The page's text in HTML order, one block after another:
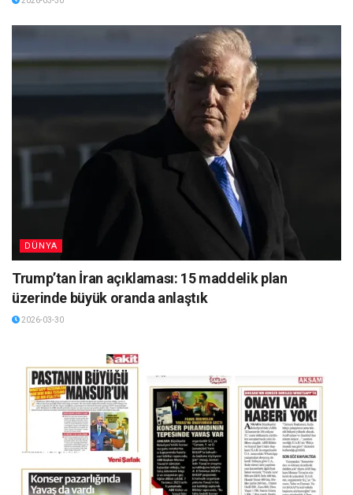
DÜNYA
Trump’tan İran açıklaması: 15 maddelik plan
üzerinde büyük oranda anlaştık
2026-03-30